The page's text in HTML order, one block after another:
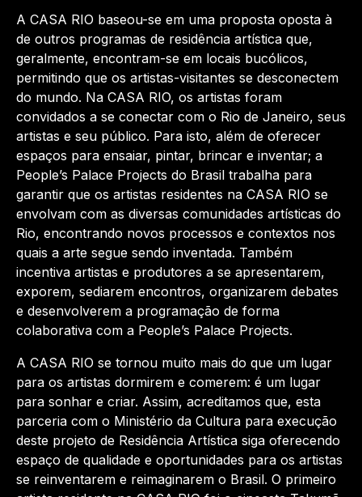
A CASA RIO baseou-se em uma proposta oposta à
de outros programas de residência artística que,
geralmente, encontram-se em locais bucólicos,
permitindo que os artistas-visitantes se desconectem
do mundo. Na CASA RIO, os artistas foram
convidados a se conectar com o Rio de Janeiro, seus
artistas e seu público. Para isto, além de oferecer
espaços para ensaiar, pintar, brincar e inventar; a
People’s Palace Projects do Brasil trabalha para
garantir que os artistas residentes na CASA RIO se
envolvam com as diversas comunidades artísticas do
Rio, encontrando novos processos e contextos nos
quais a arte segue sendo inventada. Também
incentiva artistas e produtores a se apresentarem,
exporem, sediarem encontros, organizarem debates
e desenvolverem a programação de forma
colaborativa com a People’s Palace Projects.
A CASA RIO se tornou muito mais do que um lugar
para os artistas dormirem e comerem: é um lugar
para sonhar e criar. Assim, acreditamos que, esta
parceria com o Ministério da Cultura para execução
deste projeto de Residência Artística siga oferecendo
espaço de qualidade e oportunidades para os artistas
se reinventarem e reimaginarem o Brasil. O primeiro